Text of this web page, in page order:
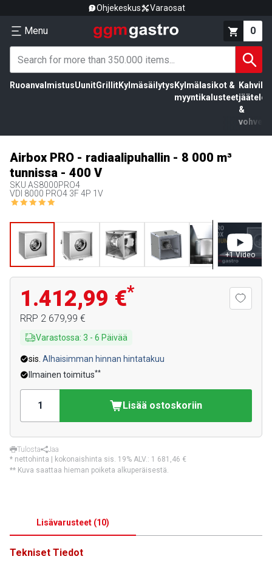
Ohjekeskus Varaosat
Menu 0
RuoanvalmistusUunitGrillitKylmäsäilytys Kylmälasikot &
myyntikalusteet
Kahvila,
jäätelö
&
vohvelit
Airbox PRO - radiaalipuhallin - 8 000 m³
tunnissa - 400 V
SKU AS8000PRO4
VDI 8000 PRO4 3F 4P 1V
+1 Video
1.412,99 €*
RRP 2 679,99 €
Varastossa: 3 - 6 Päivää
sis. Alhaisimman hinnan hintatakuu
Ilmainen toimitus**
Lisää ostoskoriin
Tulosta
Jaa
* nettohinta | kokonaishinta sis. 19% ALV.: 1 681,46 €
** Kuva saattaa hieman poiketa alkuperäisestä.
Lisävarusteet (10)
Tekniset Tiedot